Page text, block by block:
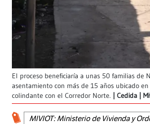
El proceso beneficiaría a unas 50 familias de
asentamiento con más de 15 años ubicado en
colindante con el Corredor Norte.
Cedida |
MIVIOT: Ministerio de Vivienda y